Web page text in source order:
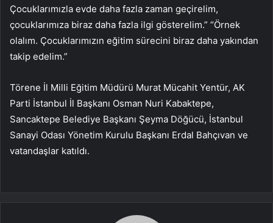
Çocuklarımızla evde daha fazla zaman geçirelim,
çocuklarımıza biraz daha fazla ilgi gösterelim.” “Örnek
olalım. Çocuklarımızın eğitim sürecini biraz daha yakından
takip edelim.”
Törene İl Milli Eğitim Müdürü Murat Mücahit Yentür, AK
Parti İstanbul İl Başkanı Osman Nuri Kabaktepe,
Sancaktepe Belediye Başkanı Şeyma Döğücü, İstanbul
Sanayi Odası Yönetim Kurulu Başkanı Erdal Bahçıvan ve
vatandaşlar katıldı.